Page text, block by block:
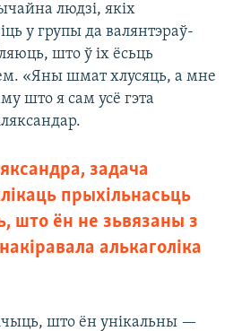
людзі, якіх
у групы да валянтэраў-
што ў іх ёсьць
«Яны шмат хлусяць, а мне
што я сам усё гэта
задача
прыхільнасьць
што ён не зьвязаны з
алькаголіка
што ён унікальны —